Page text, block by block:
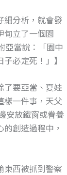
細分析，就會發
甸立了一個園
亞當說：「園中
必定死！」】
了要亞當、夏娃
樣一件事，天父
安放鐵窗或眷養
創造過程中，
東西被抓到警察